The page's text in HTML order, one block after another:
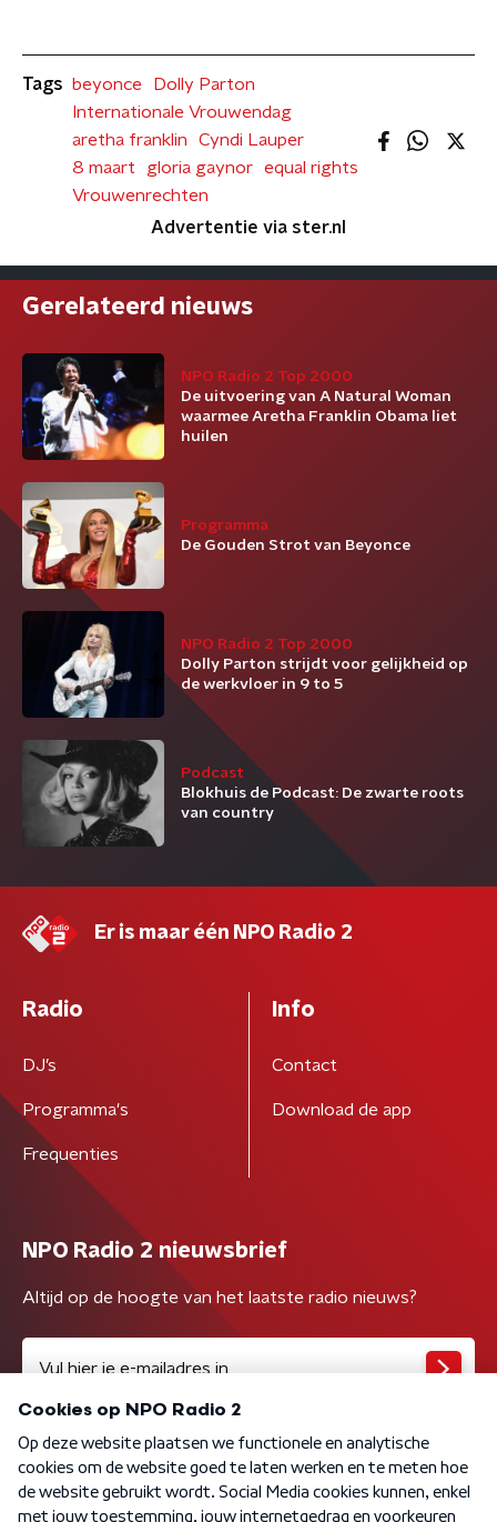
Tags beyonce
Dolly Parton
Internationale Vrouwendag
aretha franklin
Cyndi Lauper
8 maart
gloria gaynor
equal rights
Vrouwenrechten
Advertentie via ster.nl
Gerelateerd nieuws
NPO Radio 2 Top 2000
De uitvoering van A Natural Woman
waarmee Aretha Franklin Obama liet
huilen
Programma
De Gouden Strot van Beyonce
NPO Radio 2 Top 2000
Dolly Parton strijdt voor gelijkheid op
de werkvloer in 9 to 5
Podcast
Blokhuis de Podcast: De zwarte roots
van country
Er is maar één NPO Radio 2
Radio
DJ’s
Programma's
Frequenties
Info
Contact
Download de app
NPO Radio 2 nieuwsbrief
Altijd op de hoogte van het laatste radio nieuws?
Algemene voorwaarden